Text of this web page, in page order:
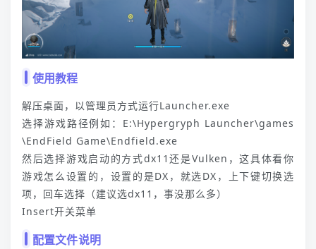
使用教程
解压桌面，以管理员方式运行Launcher.exe
选择游戏路径例如：E:\Hypergryph Launcher\games
\EndField Game\Endfield.exe
然后选择游戏启动的方式dx11还是Vulken，这具体看你
游戏怎么设置的，设置的是DX，就选DX，上下键切换选
项，回车选择（建议选dx11，事没那么多）
Insert开关菜单
配置文件说明